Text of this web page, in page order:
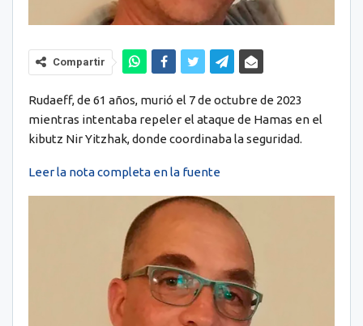
Compartir
Rudaeff, de 61 años, murió el 7 de octubre de 2023
mientras intentaba repeler el ataque de Hamas en el
kibutz Nir Yitzhak, donde coordinaba la seguridad.
Leer la nota completa en la fuente